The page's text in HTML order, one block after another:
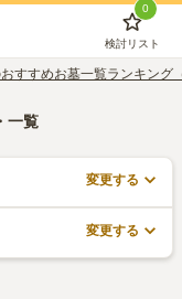
0
検討リスト
すすめお墓一覧ランキング
一覧
変更する
変更する